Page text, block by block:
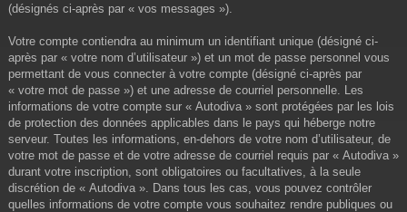
(désignés ci-après par « vos messages »).
Votre compte contiendra au minimum un identifiant unique (désigné ci-
après par « votre nom d’utilisateur ») et un mot de passe personnel vous
permettant de vous connecter à votre compte (désigné ci-après par
« votre mot de passe ») et une adresse de courriel personnelle. Les
informations de votre compte sur « Autodiva » sont protégées par les lois
de protection des données applicables dans le pays qui héberge notre
serveur. Toutes les informations, en-dehors de votre nom d’utilisateur, de
votre mot de passe et de votre adresse de courriel requis par « Autodiva »
durant votre inscription, sont obligatoires ou facultatives, à la seule
discrétion de « Autodiva ». Dans tous les cas, vous pouvez contrôler
quelles informations de votre compte vous souhaitez rendre publiques ou